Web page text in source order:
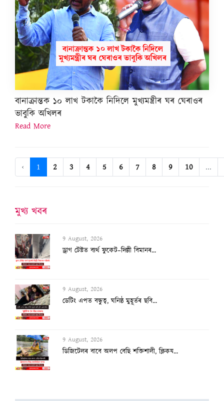
বানাক্ৰান্তক ১০ লাখ টকাকৈ নিদিলে মুখ্যমন্ত্ৰীৰ ঘৰ ঘেৰাওৰ
ভাবুকি অখিলৰ
Read More
‹ 1 2 3 4 5 6 7 8 9 10 ...
মুখ্য খবৰ
9 August, 2026
ডেটিং এপত বন্ধুত্ব, ঘনিষ্ঠ মুহূৰ্তৰ ছবি...
9 August, 2026
ডিজিটেলৰ বাবে অলপ বেছি শক্তিশালী, ক্লিকয...
9 August, 2026
মই প্ৰধানমন্ত্ৰী হৈ থকালৈকে পেলেষ্টাইন ৰ...